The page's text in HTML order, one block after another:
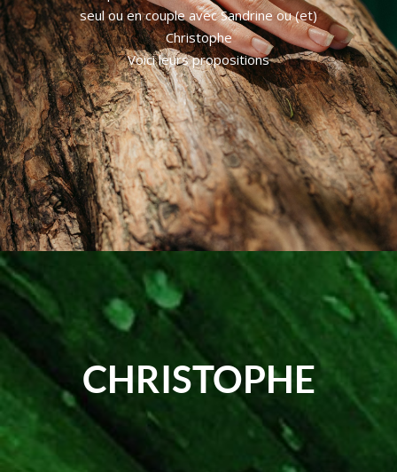
seul ou en couple avec Sandrine ou (et)
Christophe
Voici leurs propositions
CHRISTOPHE